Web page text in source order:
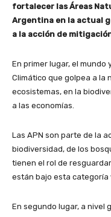
fortalecer las Áreas
Argentina en la actual
a la acción de
En primer lugar, el mundo
Climático que golpea a la
ecosistemas, en la
a las economías.
Las APN son parte de la
biodiversidad, de los
tienen el rol de
están bajo esta categoría
En segundo lugar, a nivel